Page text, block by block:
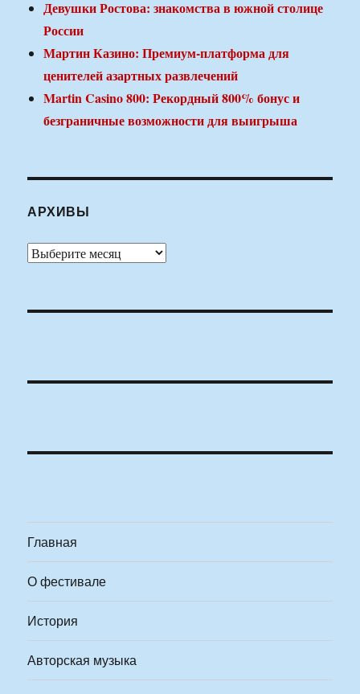
Девушки Ростова: знакомства в южной столице
России
Мартин Казино: Премиум-платформа для
ценителей азартных развлечений
Martin Casino 800: Рекордный 800% бонус и
безграничные возможности для выигрыша
АРХИВЫ
Архивы
Главная
О фестивале
История
Авторская музыка